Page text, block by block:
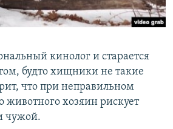
кинолог и старается
будто хищники не такие
что при неправильном
животного хозяин рискует
чужой.